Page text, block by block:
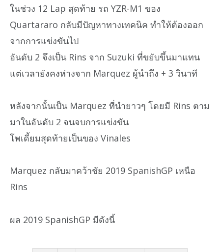
ในช่วง 12 Lap สุดท้าย รถ YZR-M1 ของ
Quartararo กลับมีปัญหาทางเทคนิค ทำให้ต้องออก
จากการแข่งขันไป
อันดับ 2 จึงเป็น Rins จาก Suzuki ที่ขยับขึ้นมาแทน
แต่เวลายังคงห่างจาก Marquez ผู้นำถึง + 3 วินาที
หลังจากนั้นเป็น Marquez ที่นำยาวๆ โดยมี Rins ตาม
มาในอันดับ 2 จนจบการแข่งขัน
โพเดี้ยมสุดท้ายเป็นของ Vinales
Marquez กลับมาคว้าชัย 2019 SpanishGP เหนือ
Rins
ผล 2019 SpanishGP มีดังนี้